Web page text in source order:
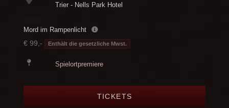
Trier - Nells Park Hotel
Mord im Rampenlicht
€ 99,- Enthält die gesetzliche Mwst.
Spielortpremiere
TICKETS